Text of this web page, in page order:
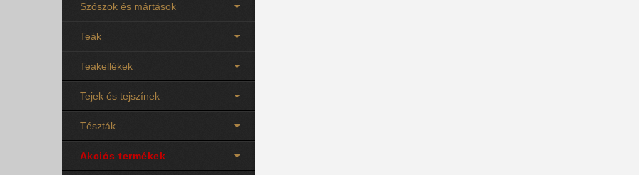
Szószok és mártások
Teák
Teakellékek
Tejek és tejszínek
Tészták
Akciós termékek